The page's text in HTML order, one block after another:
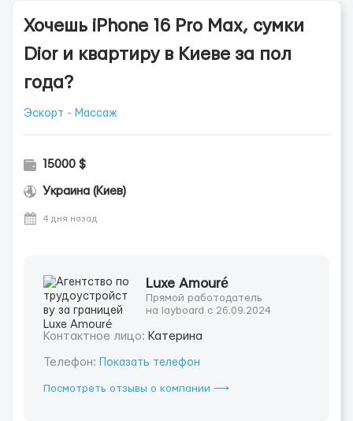
Хочешь iPhone 16 Pro Max, сумки
Dior и квартиру в Киеве за пол
года?
Эскорт - Массаж
15000 $
Украина (Киев)
4 дня назад
Luxe Amouré
Прямой работодатель
на layboard с 26.09.2024
Контактное лицо: Катерина
Телефон: Показать телефон
Посмотреть отзывы о компании ⟶